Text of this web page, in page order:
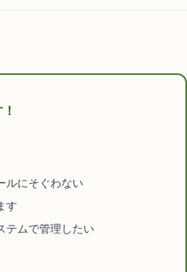
ルにそぐわない
す
テムで管理したい